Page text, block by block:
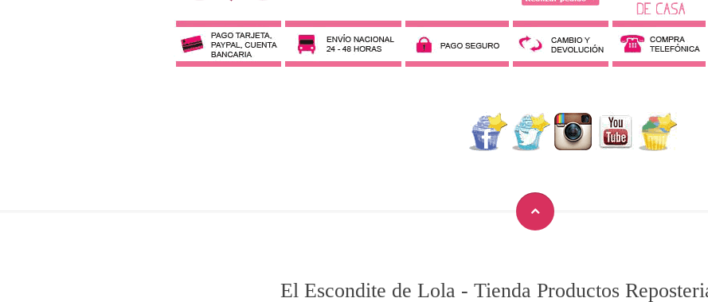
El Escondite de Lola - Tienda Productos